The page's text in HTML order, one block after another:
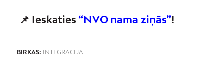
📌 Ieskaties “NVO nama ziņās”!
BIRKAS: INTEGRĀCIJA